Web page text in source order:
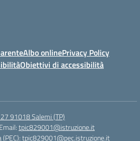
Albo onlinePrivacy Policy
Obiettivi di accessibilità
91018 Salemi (TP)
Email:tpic829001@istruzione.it
tpic829001@pec.istruzione.it